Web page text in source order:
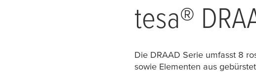
tesa®
Die DRAAD Serie umfasst 8
sowie Elementen aus